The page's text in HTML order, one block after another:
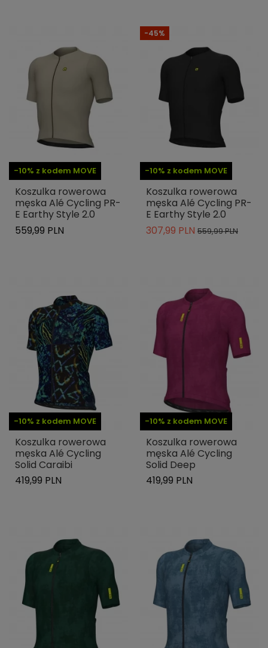
-10% z kodem MOVE
Koszulka rowerowa
męska Alé Cycling PR-
E Earthy Style 2.0
559,99 PLN
-10% z kodem MOVE
-45%
Koszulka rowerowa
męska Alé Cycling PR-
E Earthy Style 2.0
307,99 PLN 559,99 PLN
-10% z kodem MOVE
Koszulka rowerowa
męska Alé Cycling
Solid Caraibi
419,99 PLN
-10% z kodem MOVE
Koszulka rowerowa
męska Alé Cycling
Solid Deep
419,99 PLN